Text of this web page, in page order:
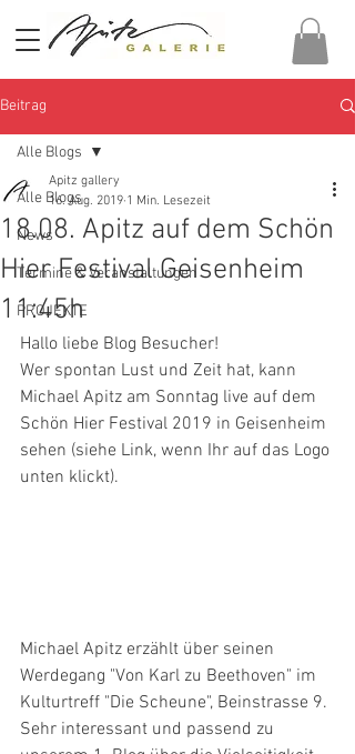
Beitrag
Alle Blogs
News
Termine & Veranstaltungen
PROJEKTE
Alle Blogs
18.08. Apitz auf dem Schön
Hier Festival Geisenheim
11:45h
Apitz gallery
16. Aug. 2019 1 Min. Lesezeit
Hallo liebe Blog Besucher!
Wer spontan Lust und Zeit hat, kann
Michael Apitz am Sonntag live auf dem
Schön Hier Festival 2019 in Geisenheim
sehen (siehe Link, wenn Ihr auf das Logo
unten klickt).
Michael Apitz erzählt über seinen
Werdegang "Von Karl zu Beethoven" im
Kulturtreff "Die Scheune", Beinstrasse 9.
Sehr interessant und passend zu